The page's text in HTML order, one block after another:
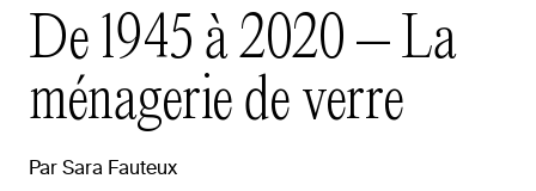
De 1945 à2020 –La
ménagerie de verre
Par Sara Fauteux